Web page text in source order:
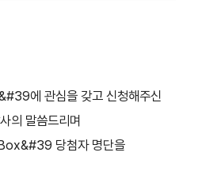
에 관심을 갖고 신청해주신
의 말씀드리며
당첨자 명단을